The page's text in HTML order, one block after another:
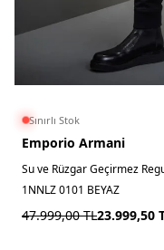
Sınırlı Stok
Emporio Armani
Su ve Rüzgar Geçirmez
1NNLZ 0101 BEYAZ
47.999,00TL23.999,50